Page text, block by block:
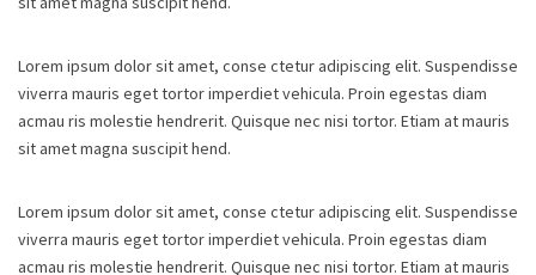
Lorem ipsum dolor sit amet, conse ctetur adipiscing elit. Suspendisse
viverra mauris eget tortor imperdiet vehicula. Proin egestas diam
acmau ris molestie hendrerit. Quisque nec nisi tortor. Etiam at mauris
sit amet magna suscipit hend.
Lorem ipsum dolor sit amet, conse ctetur adipiscing elit. Suspendisse
viverra mauris eget tortor imperdiet vehicula. Proin egestas diam
acmau ris molestie hendrerit. Quisque nec nisi tortor. Etiam at mauris